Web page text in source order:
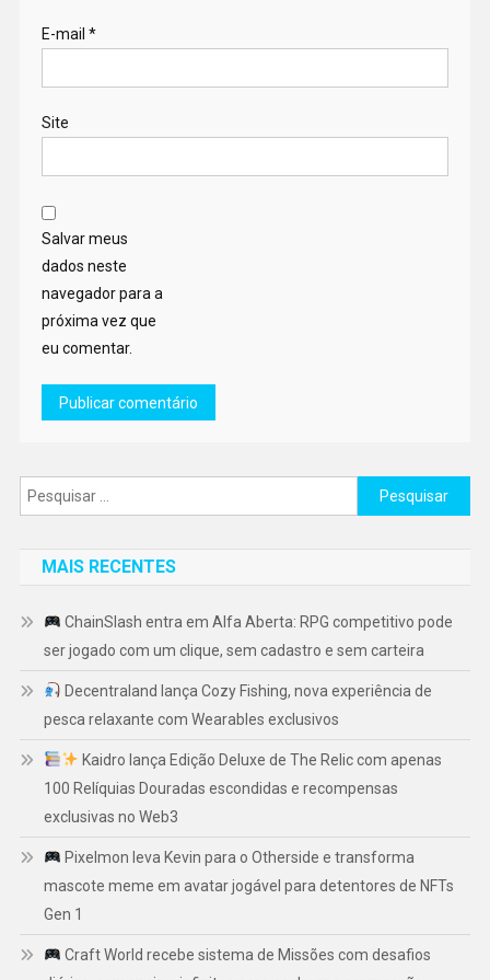
E-mail *
Site
Salvar meus
dados neste
navegador para a
próxima vez que
eu comentar.
Pesquisar
por:
MAIS RECENTES
ChainSlash entra em Alfa Aberta: RPG competitivo pode
ser jogado com um clique, sem cadastro e sem carteira
Decentraland lança Cozy Fishing, nova experiência de
pesca relaxante com Wearables exclusivos
Kaidro lança Edição Deluxe de The Relic com apenas
100 Relíquias Douradas escondidas e recompensas
exclusivas no Web3
Pixelmon leva Kevin para o Otherside e transforma
mascote meme em avatar jogável para detentores de NFTs
Gen 1
Craft World recebe sistema de Missões com desafios